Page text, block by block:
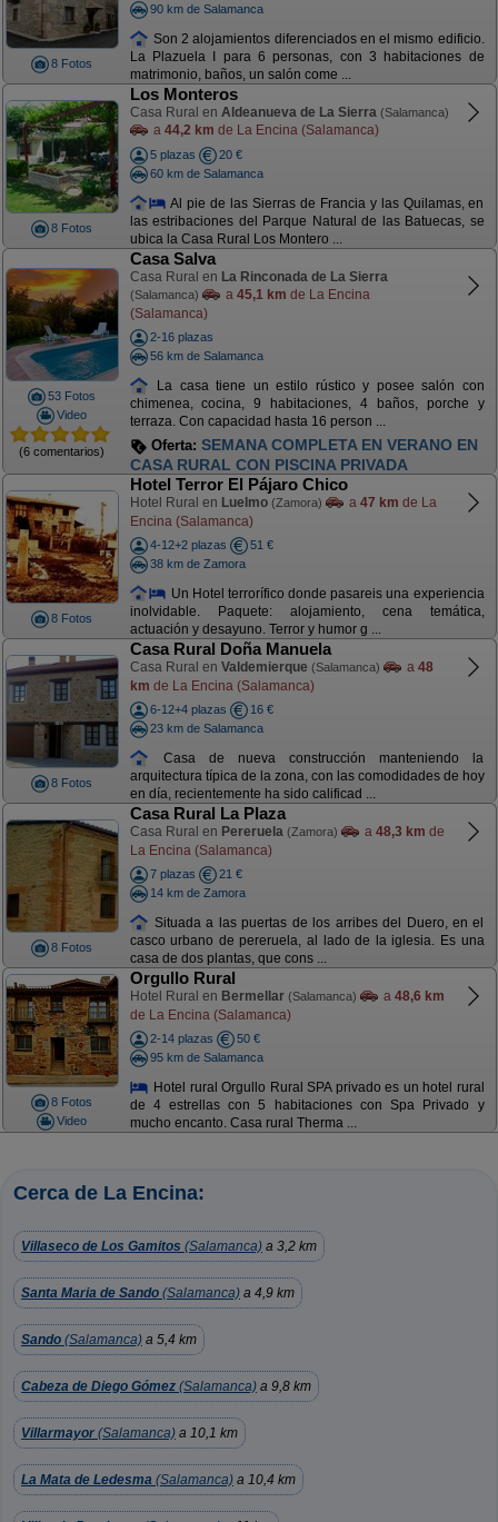
8 Fotos
90 km de Salamanca
Son 2 alojamientos diferenciados en el mismo edificio.
La Plazuela I para 6 personas, con 3 habitaciones de
matrimonio, baños, un salón come ...
8 Fotos
Los Monteros
Casa Rural en Aldeanueva de La Sierra (Salamanca)
a 44,2 km de La Encina (Salamanca)
5 plazas
20 €
60 km de Salamanca
Al pie de las Sierras de Francia y las Quilamas, en
las estribaciones del Parque Natural de las Batuecas, se
ubica la Casa Rural Los Montero ...
53 Fotos
Video
(6 comentarios)
Casa Salva
Casa Rural en La Rinconada de La Sierra
(Salamanca) a 45,1 km de La Encina
(Salamanca)
2-16 plazas
56 km de Salamanca
La casa tiene un estilo rústico y posee salón con
chimenea, cocina, 9 habitaciones, 4 baños, porche y
terraza. Con capacidad hasta 16 person ...
Oferta: SEMANA COMPLETA EN VERANO EN
CASA RURAL CON PISCINA PRIVADA
8 Fotos
Hotel Terror El Pájaro Chico
Hotel Rural en Luelmo (Zamora) a 47 km de La
Encina (Salamanca)
4-12+2 plazas
51 €
38 km de Zamora
Un Hotel terrorífico donde pasareis una experiencia
inolvidable. Paquete: alojamiento, cena temática,
actuación y desayuno. Terror y humor g ...
8 Fotos
Casa Rural Doña Manuela
Casa Rural en Valdemierque (Salamanca) a 48
km de La Encina (Salamanca)
6-12+4 plazas
16 €
23 km de Salamanca
Casa de nueva construcción manteniendo la
arquitectura típica de la zona, con las comodidades de hoy
en día, recientemente ha sido calificad ...
8 Fotos
Casa Rural La Plaza
Casa Rural en Pereruela (Zamora) a 48,3 km de
La Encina (Salamanca)
7 plazas
21 €
14 km de Zamora
Situada a las puertas de los arribes del Duero, en el
casco urbano de pereruela, al lado de la iglesia. Es una
casa de dos plantas, que cons ...
8 Fotos
Video
Orgullo Rural
Hotel Rural en Bermellar (Salamanca) a 48,6 km
de La Encina (Salamanca)
2-14 plazas
50 €
95 km de Salamanca
Hotel rural Orgullo Rural SPA privado es un hotel rural
de 4 estrellas con 5 habitaciones con Spa Privado y
mucho encanto. Casa rural Therma ...
Cerca de La Encina:
Villaseco de Los Gamitos (Salamanca) a 3,2 km
Santa Maria de Sando (Salamanca) a 4,9 km
Sando (Salamanca) a 5,4 km
Cabeza de Diego Gómez (Salamanca) a 9,8 km
Villarmayor (Salamanca) a 10,1 km
La Mata de Ledesma (Salamanca) a 10,4 km